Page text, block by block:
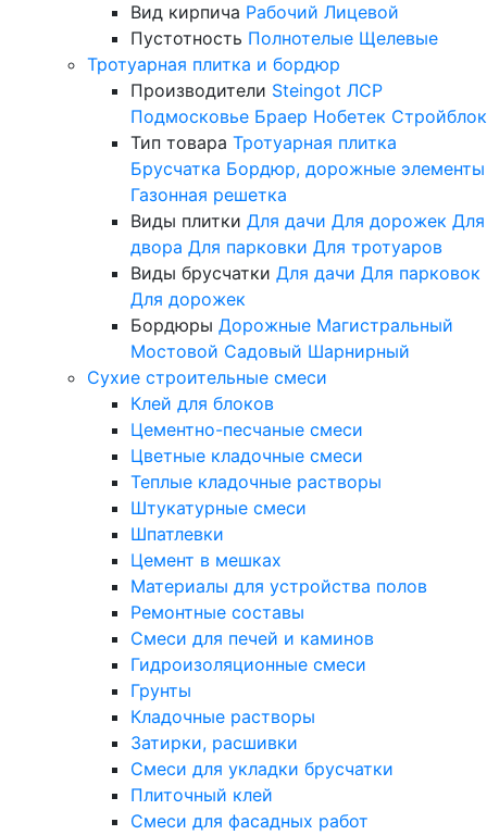
Вид кирпича Рабочий Лицевой
Пустотность Полнотелые Щелевые
Тротуарная плитка и бордюр
Производители Steingot ЛСР
Подмосковье Браер Нобетек Стройблок
Тип товара Тротуарная плитка
Брусчатка Бордюр, дорожные элементы
Газонная решетка
Виды плитки Для дачи Для дорожек Для
двора Для парковки Для тротуаров
Виды брусчатки Для дачи Для парковок
Для дорожек
Бордюры Дорожные Магистральный
Мостовой Садовый Шарнирный
Сухие строительные смеси
Клей для блоков
Цементно-песчаные смеси
Цветные кладочные смеси
Теплые кладочные растворы
Штукатурные смеси
Шпатлевки
Цемент в мешках
Материалы для устройства полов
Ремонтные составы
Смеси для печей и каминов
Гидроизоляционные смеси
Грунты
Кладочные растворы
Затирки, расшивки
Смеси для укладки брусчатки
Плиточный клей
Смеси для фасадных работ